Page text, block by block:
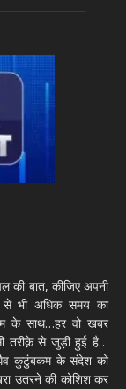
की बात, कीजिए अपनी
से भी अधिक समय का
के साथ…हर वो खबर
तरीक़े से जुड़ी हुई है…
कुटुंबकम के संदेश को
उतरने की कोशिश कर